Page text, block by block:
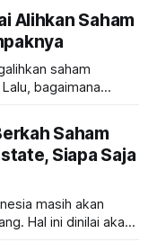
Alihkan Saham
saham
bagaimana
Saham
Siapa Saja
masih akan
Hal ini dinilai akan